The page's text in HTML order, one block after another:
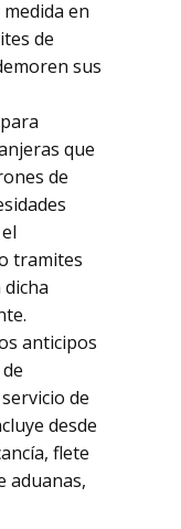
en
de
sus
que
de
tramites
anticipos
de
desde
flete
aduanas,